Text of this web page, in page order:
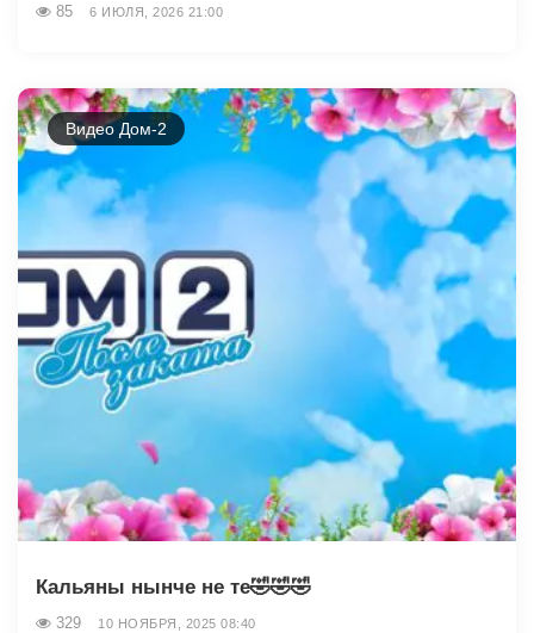
85 6 ИЮЛЯ, 2026 21:00
Видео Дом-2
Кальяны нынче не те🤣🤣🤣
329 10 НОЯБРЯ, 2025 08:40